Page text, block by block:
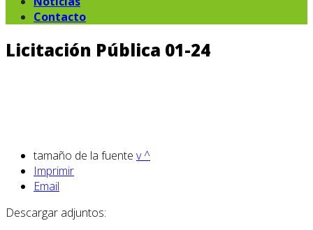
Contacto
Licitación Pública 01-24
tamaño de la fuente v^
Imprimir
Email
Descargar adjuntos: